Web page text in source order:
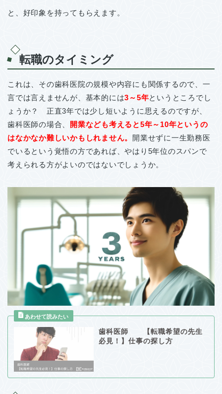
と、好印象を持ってもらえます。
転職のタイミング
これは、その歯科医院の規模や内容にも関係するので、一
言では言えませんが、基本的には3～5年というところでし
ょうか？ 正直3年では少し短いように思えるのですが、
歯科医師の場合、
開業なども考えると5年～10年というの
はなかなか難しいかもしれません。 開業せずに一生勤務医
でいるという覚悟の方であれば、やはり5年位のスパンで
考えられる方がよいのではないでしょうか。
歯科医師 【転職希望の先生
必見！】仕事の探し方